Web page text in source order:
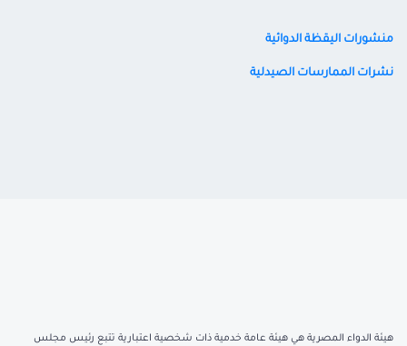
منشورات اليقظة الدوائية
نشرات الممارسات الصيدلية
هيئة الدواء المصرية هي هيئة عامة خدمية ذات شخصية اعتبارية تتبع رئيس مجلس